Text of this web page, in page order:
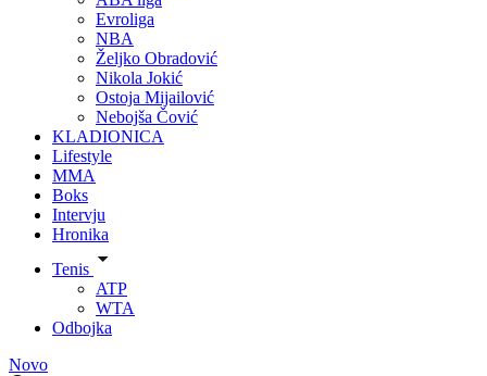
Evroliga
NBA
Željko Obradović
Nikola Jokić
Ostoja Mijailović
Nebojša Čović
KLADIONICA
Lifestyle
MMA
Boks
Intervju
Hronika
Tenis
ATP
WTA
Odbojka
Novo